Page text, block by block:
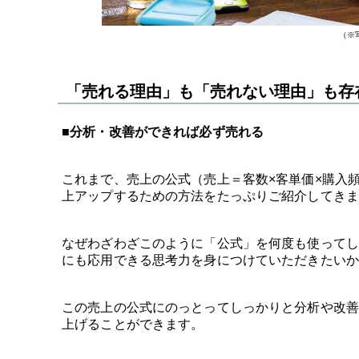
（※
「売れる理由」も「売れない理由」も
■分析・改善ができれば必ず売れる
これまで、売上の公式（売上＝客数×客単価×購入
上アップするための方法をたっぷりご紹介してき
なぜわざわざこのように「公式」を何度も使って
にも応用できる思考力を身につけていただきたい
この売上の公式にのっとってしっかりと分析や改
上げることができます。